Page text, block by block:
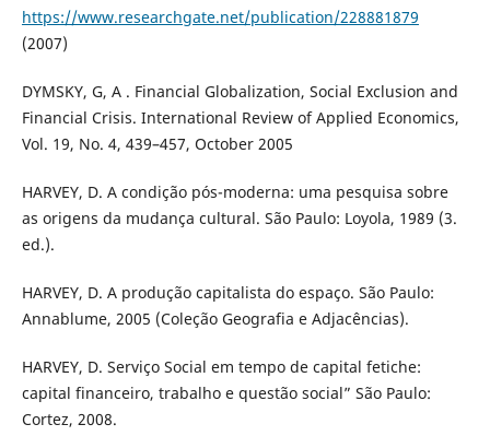
https://www.researchgate.net/publication/228881879
(2007)
DYMSKY, G, A . Financial Globalization, Social Exclusion and
Financial Crisis. International Review of Applied Economics,
Vol. 19, No. 4, 439–457, October 2005
HARVEY, D. A condição pós-moderna: uma pesquisa sobre
as origens da mudança cultural. São Paulo: Loyola, 1989 (3.
ed.).
HARVEY, D. A produção capitalista do espaço. São Paulo:
Annablume, 2005 (Coleção Geografia e Adjacências).
HARVEY, D. Serviço Social em tempo de capital fetiche:
capital financeiro, trabalho e questão social” São Paulo:
Cortez, 2008.